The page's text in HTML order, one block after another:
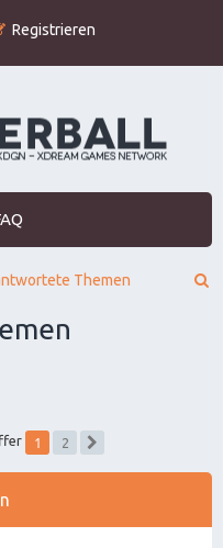
Registrieren
Themen
1
2